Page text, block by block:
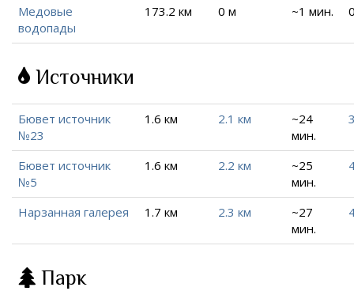
Медовые
водопады
173.2 км 0 м ~1 мин.
Источники
Бювет источник
№23
1.6 км 2.1 км
~24
мин.
Бювет источник
№5
1.6 км 2.2 км
~25
мин.
Нарзанная галерея 1.7 км 2.3 км
~27
мин.
Парк